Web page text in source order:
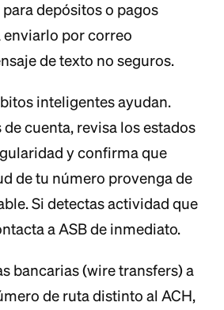
depósitos o pagos
por correo
de texto no seguros.
inteligentes ayudan.
cuenta, revisa los estados
y confirma que
de tu número provenga de
Si detectas actividad que
a ASB de inmediato.
bancarias (wire transfers) a
de ruta distinto al ACH,